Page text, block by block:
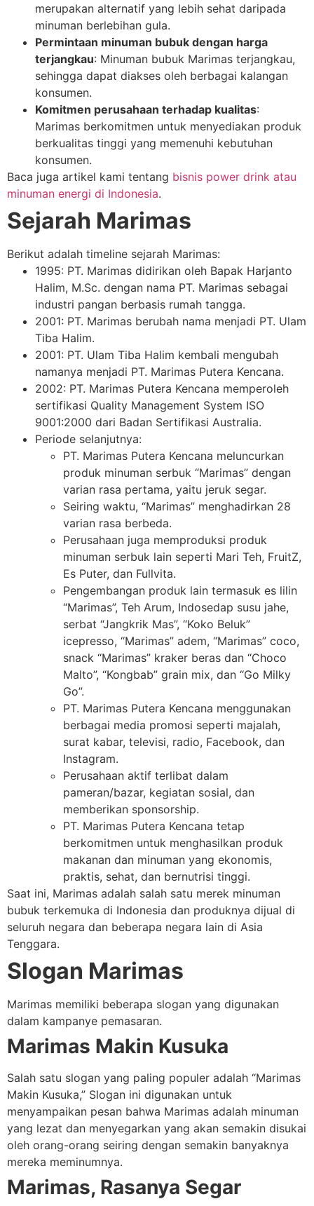
merupakan alternatif yang lebih sehat daripada
minuman berlebihan gula.
Permintaan minuman bubuk dengan harga
terjangkau: Minuman bubuk Marimas terjangkau,
sehingga dapat diakses oleh berbagai kalangan
konsumen.
Komitmen perusahaan terhadap kualitas:
Marimas berkomitmen untuk menyediakan produk
berkualitas tinggi yang memenuhi kebutuhan
konsumen.
Baca juga artikel kami tentang bisnis power drink atau
minuman energi di Indonesia.
Sejarah Marimas
Berikut adalah timeline sejarah Marimas:
1995: PT. Marimas didirikan oleh Bapak Harjanto
Halim, M.Sc. dengan nama PT. Marimas sebagai
industri pangan berbasis rumah tangga.
2001: PT. Marimas berubah nama menjadi PT. Ulam
Tiba Halim.
2001: PT. Ulam Tiba Halim kembali mengubah
namanya menjadi PT. Marimas Putera Kencana.
2002: PT. Marimas Putera Kencana memperoleh
sertifikasi Quality Management System ISO
9001:2000 dari Badan Sertifikasi Australia.
Periode selanjutnya:
PT. Marimas Putera Kencana meluncurkan
produk minuman serbuk “Marimas” dengan
varian rasa pertama, yaitu jeruk segar.
Seiring waktu, “Marimas” menghadirkan 28
varian rasa berbeda.
Perusahaan juga memproduksi produk
minuman serbuk lain seperti Mari Teh, FruitZ,
Es Puter, dan Fullvita.
Pengembangan produk lain termasuk es lilin
“Marimas”, Teh Arum, Indosedap susu jahe,
serbat “Jangkrik Mas”, “Koko Beluk”
icepresso, “Marimas” adem, “Marimas” coco,
snack “Marimas” kraker beras dan “Choco
Malto”, “Kongbab” grain mix, dan “Go Milky
Go”.
PT. Marimas Putera Kencana menggunakan
berbagai media promosi seperti majalah,
surat kabar, televisi, radio, Facebook, dan
Instagram.
Perusahaan aktif terlibat dalam
pameran/bazar, kegiatan sosial, dan
memberikan sponsorship.
PT. Marimas Putera Kencana tetap
berkomitmen untuk menghasilkan produk
makanan dan minuman yang ekonomis,
praktis, sehat, dan bernutrisi tinggi.
Saat ini, Marimas adalah salah satu merek minuman
bubuk terkemuka di Indonesia dan produknya dijual di
seluruh negara dan beberapa negara lain di Asia
Tenggara.
Slogan Marimas
Marimas memiliki beberapa slogan yang digunakan
dalam kampanye pemasaran.
Marimas Makin Kusuka
Salah satu slogan yang paling populer adalah “Marimas
Makin Kusuka,” Slogan ini digunakan untuk
menyampaikan pesan bahwa Marimas adalah minuman
yang lezat dan menyegarkan yang akan semakin disukai
oleh orang-orang seiring dengan semakin banyaknya
mereka meminumnya.
Marimas, Rasanya Segar